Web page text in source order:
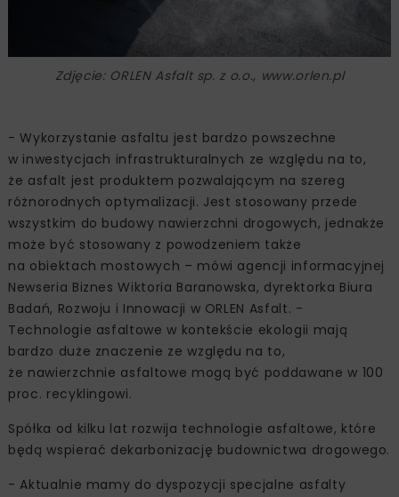
Zdjęcie: ORLEN Asfalt sp. z o.o., www.orlen.pl
- Wykorzystanie asfaltu jest bardzo powszechne
w inwestycjach infrastrukturalnych ze względu na to,
że asfalt jest produktem pozwalającym na szereg
różnorodnych optymalizacji. Jest stosowany przede
wszystkim do budowy nawierzchni drogowych, jednakże
może być stosowany z powodzeniem także
na obiektach mostowych – mówi agencji informacyjnej
Newseria Biznes Wiktoria Baranowska, dyrektorka Biura
Badań, Rozwoju i Innowacji w ORLEN Asfalt. -
Technologie asfaltowe w kontekście ekologii mają
bardzo duże znaczenie ze względu na to,
że nawierzchnie asfaltowe mogą być poddawane w 100
proc. recyklingowi.
Spółka od kilku lat rozwija technologie asfaltowe, które
będą wspierać dekarbonizację budownictwa drogowego.
- Aktualnie mamy do dyspozycji specjalne asfalty